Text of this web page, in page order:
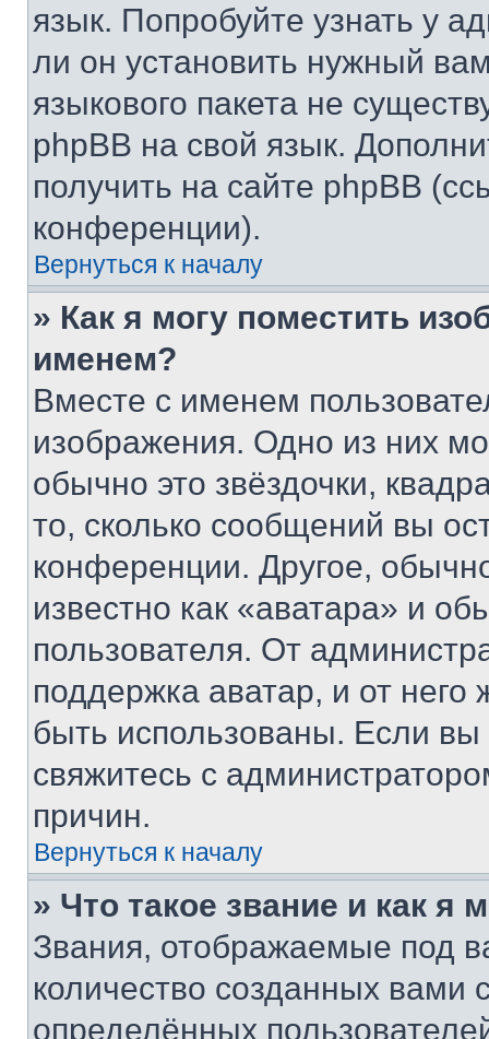
язык. Попробуйте узнать у
ли он установить нужный
языкового пакета не
phpBB на свой язык.
получить на сайте phpBB
конференции).
Вернуться к началу
» Как я могу поместить
именем?
Вместе с именем
изображения. Одно из них
обычно это звёздочки,
то, сколько сообщений вы
конференции. Другое,
известно как «аватара» и
пользователя. От
поддержка аватар, и от него
быть использованы. Если
свяжитесь с
причин.
Вернуться к началу
» Что такое звание и как я
Звания, отображаемые под
количество созданных
определённых